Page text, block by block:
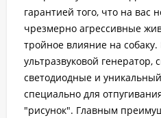
гарантией того, что на вас
чрезмерно агрессивные
тройное влияние на собаку.
ультразвуковой генератор,
светодиодные и
специально для
"рисунок". Главным